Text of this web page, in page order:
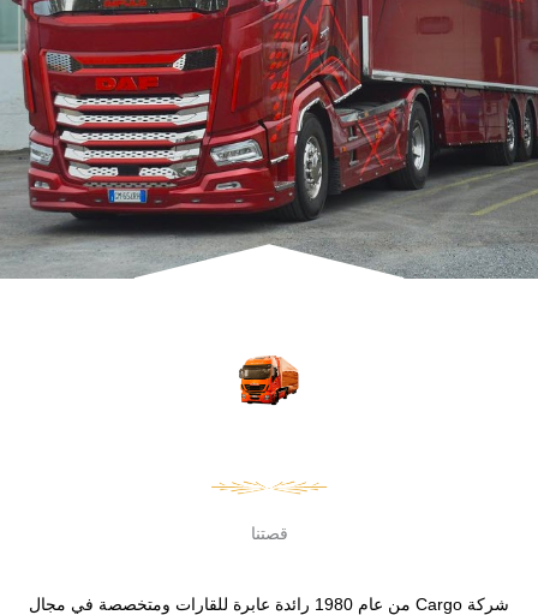
قصتنا
شركة Cargo من عام 1980 رائدة عابرة للقارات ومتخصصة في مجال